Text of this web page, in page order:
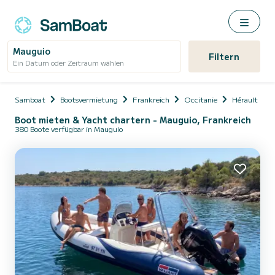
Mauguio
Ein Datum oder Zeitraum wählen Filtern
Samboat Bootsvermietung Frankreich Occitanie Hérault
Boot mieten & Yacht chartern - Mauguio, Frankreich
380 Boote verfügbar in Mauguio